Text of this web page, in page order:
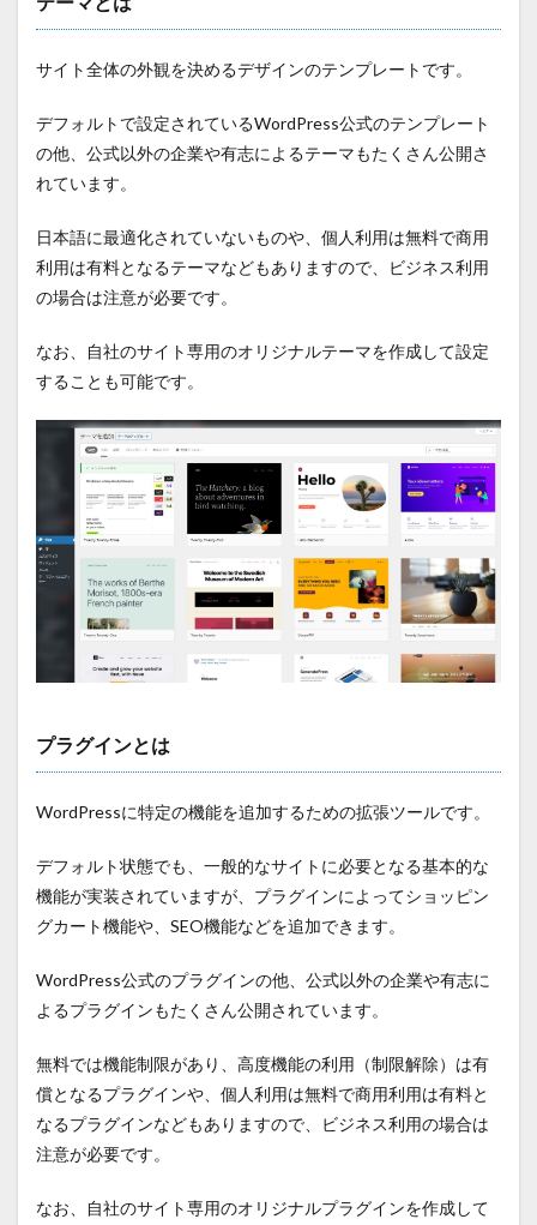
サイト全体の外観を決めるデザインのテンプレートです。
デフォルトで設定されているWordPress公式のテンプレート
の他、公式以外の企業や有志によるテーマもたくさん公開さ
れています。
日本語に最適化されていないものや、個人利用は無料で商用
利用は有料となるテーマなどもありますので、ビジネス利用
の場合は注意が必要です。
なお、自社のサイト専用のオリジナルテーマを作成して設定
することも可能です。
プラグインとは
WordPressに特定の機能を追加するための拡張ツールです。
デフォルト状態でも、一般的なサイトに必要となる基本的な
機能が実装されていますが、プラグインによってショッピン
グカート機能や、SEO機能などを追加できます。
WordPress公式のプラグインの他、公式以外の企業や有志に
よるプラグインもたくさん公開されています。
無料では機能制限があり、高度機能の利用（制限解除）は有
償となるプラグインや、個人利用は無料で商用利用は有料と
なるプラグインなどもありますので、ビジネス利用の場合は
注意が必要です。
なお、自社のサイト専用のオリジナルプラグインを作成して